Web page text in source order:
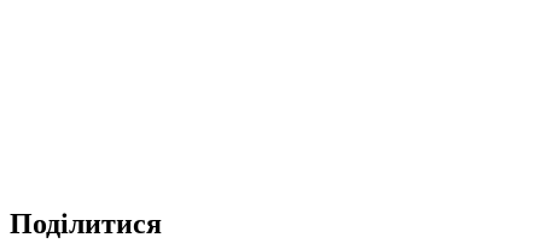
Поділитися